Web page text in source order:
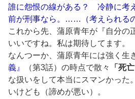
誰に怨恨の線がある？ 冷静に考
前が刑事なら。……（考えられる
これから先、蒲原青年が『自分の
いいですね。私は期待してます。
なんつーか、蒲原青年には強く生
義』
（第3話）の時点で散々 「死
な扱いをして本当にスマンかった
いけども（諦めが悪い）。